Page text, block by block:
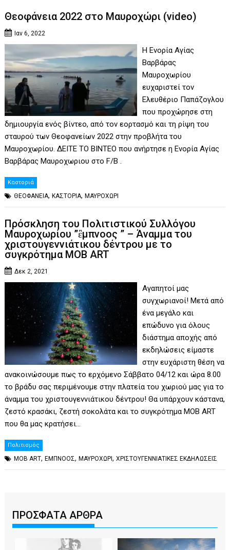
Θεοφάνεια 2022 στο Μαυροχώρι (video)
Ιαν 6, 2022
Η Ενορία Αγίας
Βαρβάρας
Μαυροχωρίου
ευχαριστεί τον
Ελευθέριο Παπάζογλου
που προχώρησε στη
δημιουργία ενός βίντεο, από τον εορτασμό και τη ρίψη του
σταυρού των Θεοφανείων 2022 στην προβλήτα του
Μαυροχωρίου. ΔΕΙΤΕ ΤΟ ΒΙΝΤΕΟ που ανήρτησε η Ενορία Αγίας
Βαρβάρας Μαυροχωριου στο F/B .
Καστοριά
ΘΕΟΦΑΝΕΙΑ,ΚΑΣΤΟΡΙΑ,ΜΑΥΡΟΧΩΡΙ
Πρόσκληση του Πολιτιστικού Συλλόγου
Μαυροχωρίου ”ἒμπνοος ” – Άναμμα του
χριστουγεννιάτικου δέντρου με το
συγκρότημα MOB ART
Δεκ 2, 2021
Αγαπητοί μας
συγχωριανοί! Μετά από
ένα μεγάλο και
επώδυνο για όλους
διάστημα αποχής από
εκδηλώσεις είμαστε
στην ευχάριστη θέση να
ανακοινώσουμε πως το ερχόμενο Σάββατο 04/12 και ώρα 8.00
το βράδυ σας περιμένουμε στην πλατεία του χωριού μας για το
άναμμα του χριστουγεννιάτικου δέντρου! Θα υπάρχουν κάστανα,
ζεστό κρασάκι, ζεστή σοκολάτα και το συγκρότημα MOB ART
που θα μας κρατήσει…
Πολιτισμός
MOB ART,ΕΜΠΝΟΟΣ,ΜΑΥΡΟΧΩΡΙ,ΧΡΙΣΤΟΥΓΕΝΝΙΑΤΙΚΕΣ ΕΚΔΗΛΩΣΕΙΣ
ΠΡΟΣΦΑΤΑ ΑΡΘΡΑ